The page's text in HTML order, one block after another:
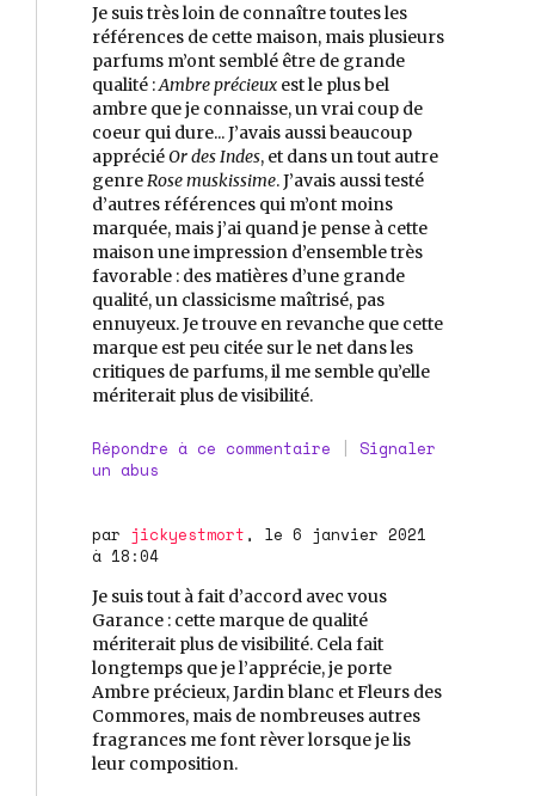
Je suis très loin de connaître toutes les
références de cette maison, mais plusieurs
parfums m’ont semblé être de grande
qualité :Ambre précieux est le plus bel
ambre que je connaisse, un vrai coup de
coeur qui dure... J’avais aussi beaucoup
appréciéOr des Indes, et dans un tout autre
genre Rose muskissime. J’avais aussi testé
d’autres références qui m’ont moins
marquée, mais j’ai quand je pense à cette
maison une impression d’ensemble très
favorable : des matières d’une grande
qualité, un classicisme maîtrisé, pas
ennuyeux. Je trouve en revanche que cette
marque est peu citée sur le net dans les
critiques de parfums, il me semble qu’elle
mériterait plus de visibilité.
Répondre à ce commentaire | Signaler
un abus
par jickyestmort , le 6 janvier 2021
à 18:04
Je suis tout à fait d’accord avec vous
Garance : cette marque de qualité
mériterait plus de visibilité. Cela fait
longtemps que je l’apprécie, je porte
Ambre précieux, Jardin blanc et Fleurs des
Commores, mais de nombreuses autres
fragrances me font rèver lorsque je lis
leur composition.